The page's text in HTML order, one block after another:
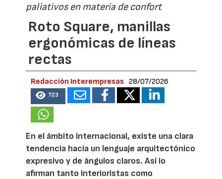
paliativos en materia de confort
Roto Square, manillas
ergonómicas de líneas
rectas
Redacción Interempresas 28/07/2026
723
En el ámbito internacional, existe una clara
tendencia hacia un lenguaje arquitectónico
expresivo y de ángulos claros. Así lo
afirman tanto interioristas como